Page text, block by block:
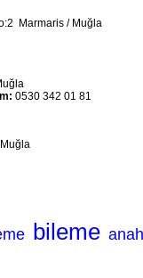
Marmaris / Muğla
0530 342 01 81
bileme